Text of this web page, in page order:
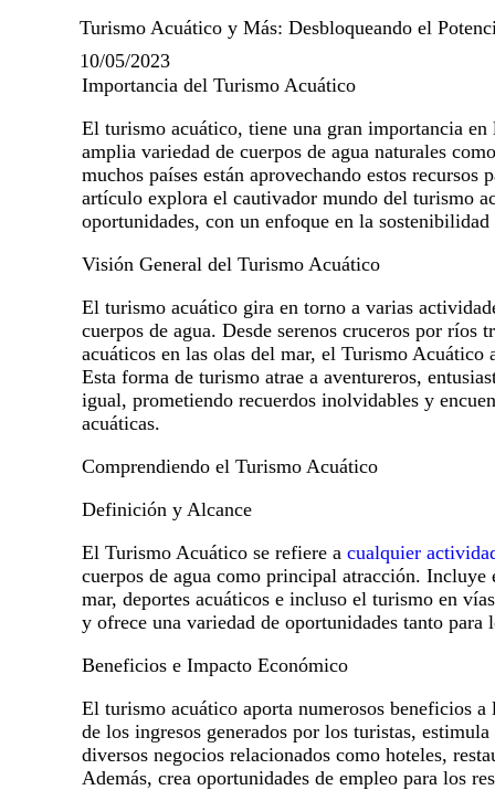
ESP
Turismo Acuático y Más: Desbloqueando el
10/05/2023
Importancia del Turismo Acuático
El turismo acuático, tiene una gran importancia
amplia variedad de cuerpos de agua naturales
muchos países están aprovechando estos
artículo explora el cautivador mundo del turismo
oportunidades, con un enfoque en la
Visión General del Turismo Acuático
El turismo acuático gira en torno a varias
cuerpos de agua. Desde serenos cruceros por ríos
acuáticos en las olas del mar, el Turismo Acuático
Esta forma de turismo atrae a aventureros,
igual, prometiendo recuerdos inolvidables y
acuáticas.
Comprendiendo el Turismo Acuático
Definición y Alcance
El Turismo Acuático se refiere acualquier
cuerpos de agua como principal atracción.
mar, deportes acuáticos e incluso el turismo en
y ofrece una variedad de oportunidades tanto
Beneficios e Impacto Económico
El turismo acuático aporta numerosos beneficios
de los ingresos generados por los turistas,
diversos negocios relacionados como hoteles,
Además, crea oportunidades de empleo para los